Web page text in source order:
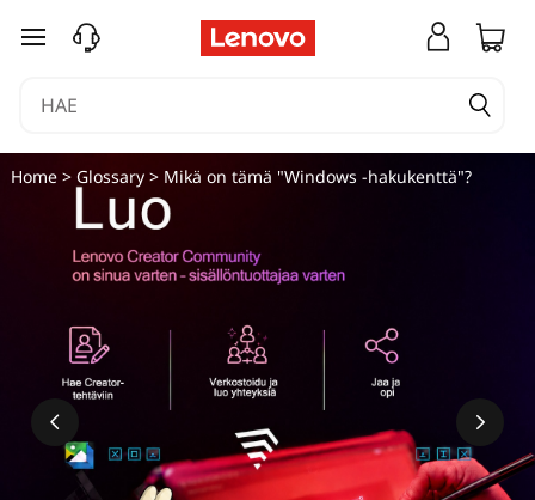
siirry pääsisältöön
Home> Glossary> Mikä on tämä "Windows -hakukenttä"?